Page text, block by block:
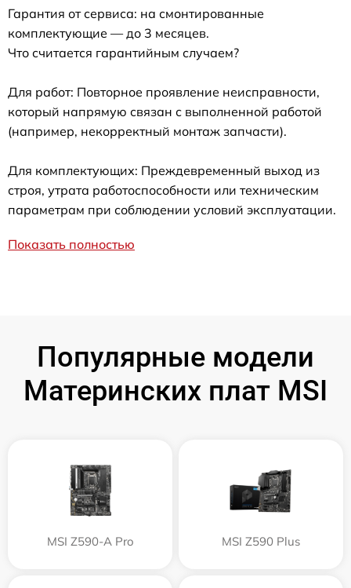
Гарантия от сервиса: на смонтированные
комплектующие — до 3 месяцев.
Что считается гарантийным случаем?
Для работ: Повторное проявление неисправности,
который напрямую связан с выполненной работой
(например, некорректный монтаж запчасти).
Для комплектующих: Преждевременный выход из
строя, утрата работоспособности или техническим
параметрам при соблюдении условий эксплуатации.
Показать полностью
Популярные модели
Материнских плат MSI
MSI Z590-A Pro MSI Z590 Plus